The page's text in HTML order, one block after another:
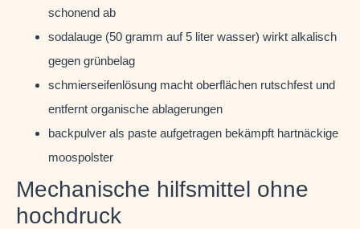
schonend ab
sodalauge (50 gramm auf 5 liter wasser) wirkt alkalisch
gegen grünbelag
schmierseifenlösung macht oberflächen rutschfest und
entfernt organische ablagerungen
backpulver als paste aufgetragen bekämpft hartnäckige
moospolster
Mechanische hilfsmittel ohne
hochdruck